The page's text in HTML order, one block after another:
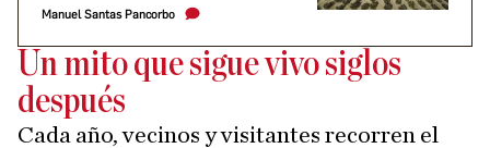
Manuel Santas Pancorbo
Un mito que sigue vivo siglos
después
Cada año, vecinos y visitantes recorren el